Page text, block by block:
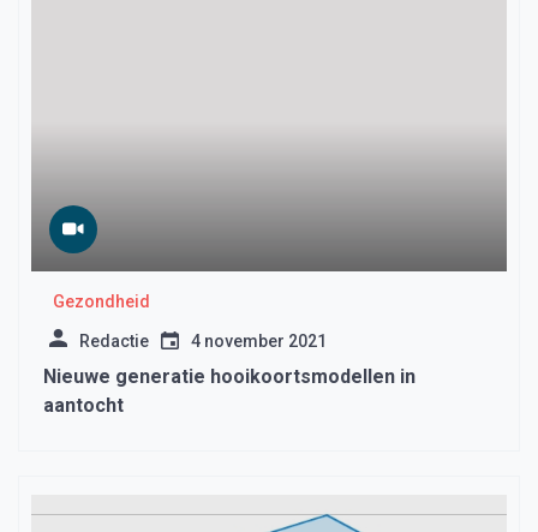
Gezondheid
Redactie 4 november 2021
Nieuwe generatie hooikoortsmodellen in
aantocht